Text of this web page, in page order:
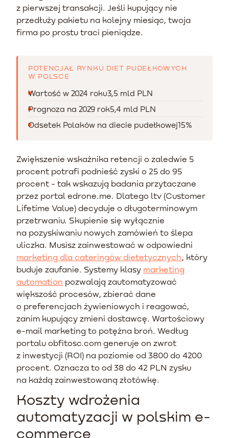
z pierwszej transakcji. Jeśli kupujący nie
przedłuży pakietu na kolejny miesiąc, twoja
firma po prostu traci pieniądze.
POTENCJAŁ RYNKU DIET PUDEŁKOWYCH
W POLSCE
Wartość w 2024 roku3,5 mld PLN
Prognoza na 2029 rok5,4 mld PLN
Odsetek Polaków na diecie pudełkowej15%
Zwiększenie wskaźnika retencji o zaledwie 5
procent potrafi podnieść zyski o 25 do 95
procent - tak wskazują badania przytaczane
przez portal edrone.me. Dlatego ltv (Customer
Lifetime Value) decyduje o długoterminowym
przetrwaniu. Skupienie się wyłącznie
na pozyskiwaniu nowych zamówień to ślepa
uliczka. Musisz zainwestować w odpowiedni
marketing dla cateringów dietetycznych, który
buduje zaufanie. Systemy klasy marketing
automation pozwalają zautomatyzować
większość procesów, zbierać dane
o preferencjach żywieniowych i reagować,
zanim kupujący zmieni dostawcę. Wartościowy
e-mail marketing to potężna broń. Według
portalu obfitosc.com generuje on zwrot
z inwestycji (ROI) na poziomie od 3800 do 4200
procent. Oznacza to od 38 do 42 PLN zysku
na każdą zainwestowaną złotówkę.
Koszty wdrożenia
automatyzacji w polskim e-
commerce